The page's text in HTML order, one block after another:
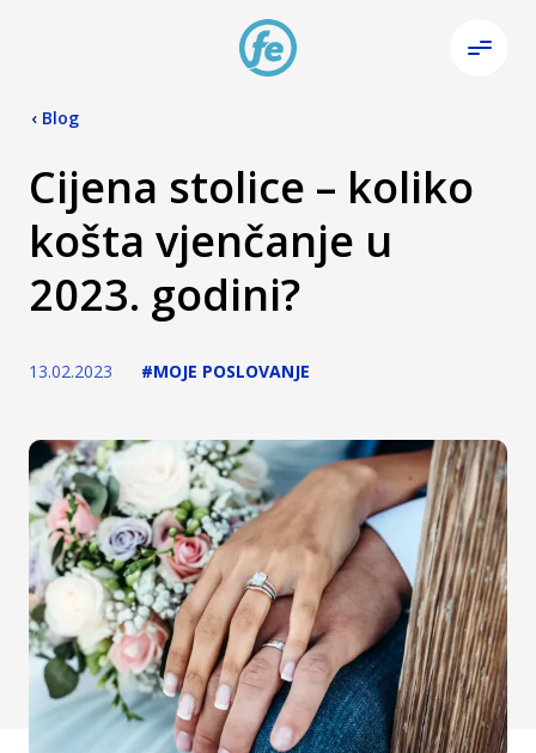
‹ Blog
Cijena stolice – koliko
košta vjenčanje u
2023. godini?
13.02.2023 #MOJE POSLOVANJE